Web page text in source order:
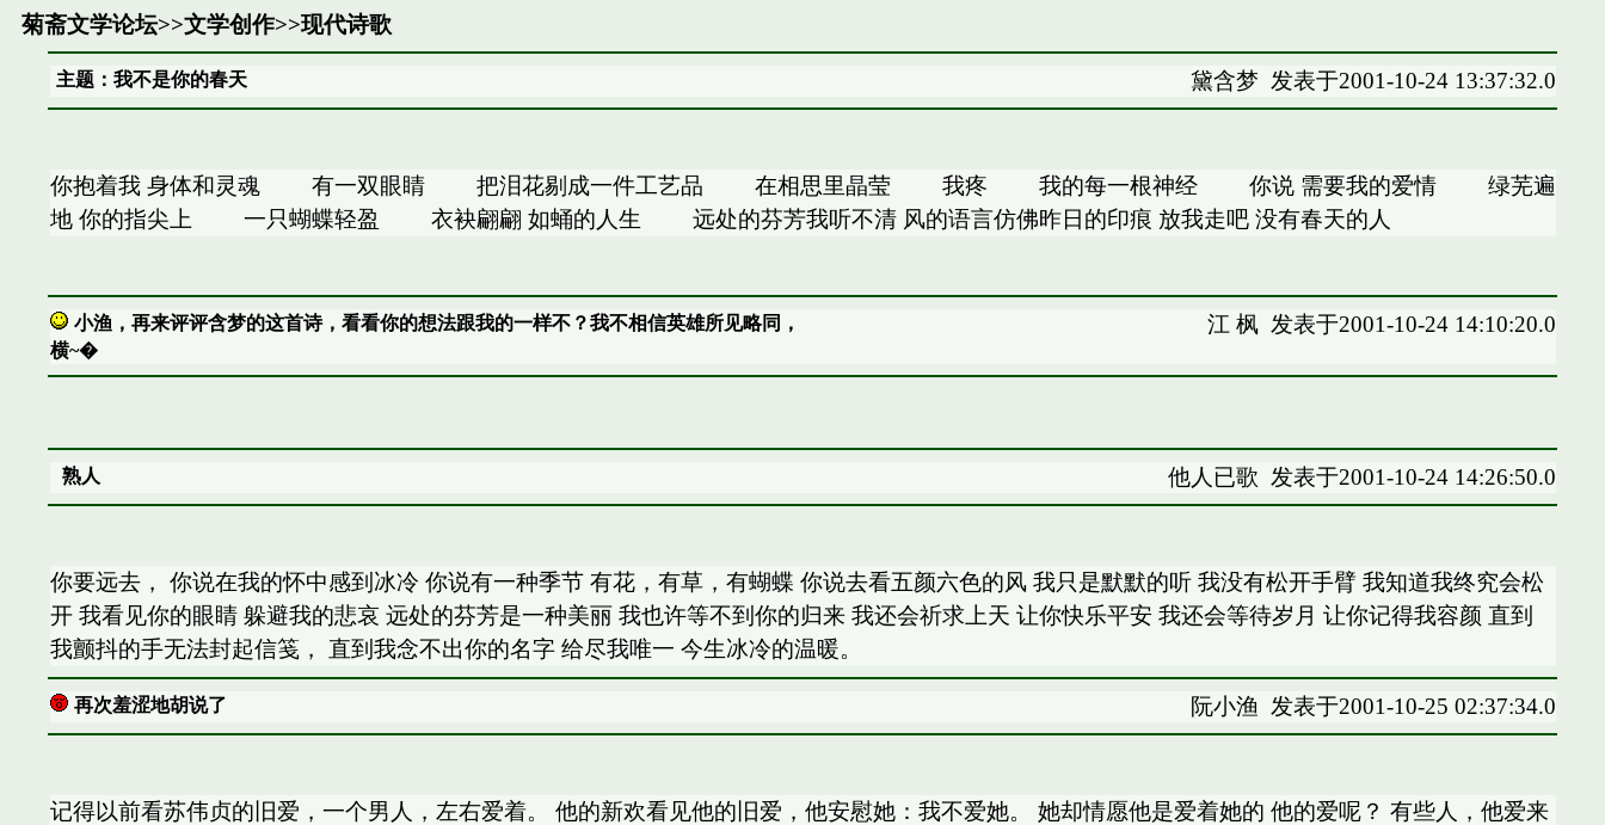
菊斋文学论坛>>文学创作>>现代诗歌
主题：我不是你的春天 黛含梦 发表于2001-10-24 13:37:32.0
你抱着我 身体和灵魂 有一双眼睛 把泪花剔成一件工艺品 在相思里晶莹 我疼 我的每一根神经 你说 需要我的爱情 绿芜遍
地 你的指尖上 一只蝴蝶轻盈 衣袂翩翩 如蛹的人生 远处的芬芳我听不清 风的语言仿佛昨日的印痕 放我走吧 没有春天的人
小渔，再来评评含梦的这首诗，看看你的想法跟我的一样不？我不相信英雄所见略同，
横~�
江 枫发表于2001-10-24 14:10:20.0
熟人 他人已歌 发表于2001-10-24 14:26:50.0
你要远去， 你说在我的怀中感到冰冷 你说有一种季节 有花，有草，有蝴蝶 你说去看五颜六色的风 我只是默默的听 我没有松开手臂 我知道我终究会松
开 我看见你的眼睛 躲避我的悲哀 远处的芬芳是一种美丽 我也许等不到你的归来 我还会祈求上天 让你快乐平安 我还会等待岁月 让你记得我容颜 直到
我颤抖的手无法封起信笺， 直到我念不出你的名字 给尽我唯一 今生冰冷的温暖。
再次羞涩地胡说了 阮小渔 发表于2001-10-25 02:37:34.0
记得以前看苏伟贞的旧爱，一个男人，左右爱着。 他的新欢看见他的旧爱，他安慰她：我不爱她。 她却情愿他是爱着她的 他的爱呢？ 有些人，他爱来